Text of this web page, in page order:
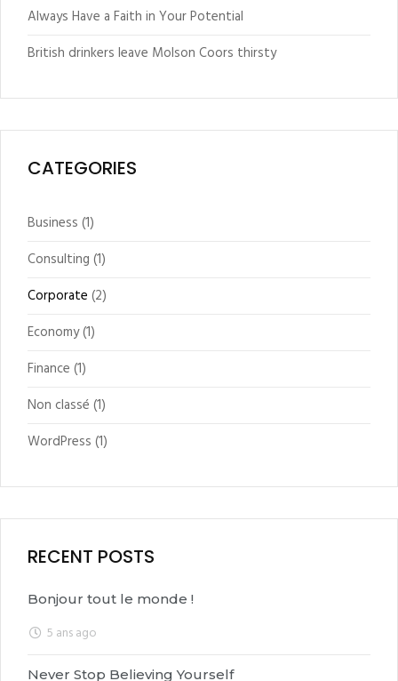
Always Have a Faith in Your Potential
British drinkers leave Molson Coors thirsty
CATEGORIES
Business (1)
Consulting (1)
Corporate (2)
Economy(1)
Finance (1)
Non classé (1)
WordPress (1)
RECENT POSTS
Bonjour tout le monde !
5 ans ago
Never Stop Believing Yourself